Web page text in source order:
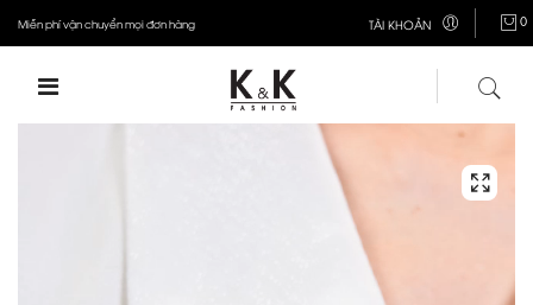
Miễn phí vận chuyển mọi đơn hàng TÀI KHOẢN 0